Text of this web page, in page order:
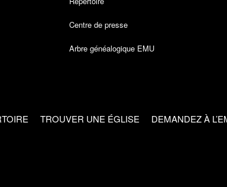
Centre de presse
Arbre généalogique EMU
TROUVER UNE ÉGLISE DEMANDEZ À